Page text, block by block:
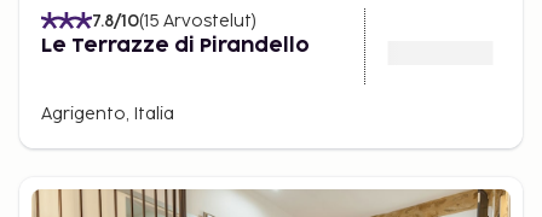
7.8/10(15 Arvostelut)
Le Terrazze di Pirandello
Agrigento, Italia